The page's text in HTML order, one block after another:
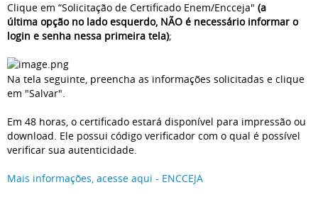
Clique em “Solicitação de Certificado Enem/Encceja" (a
última opção no lado esquerdo, NÃO é necessário informar o
login e senha nessa primeira tela);
Na tela seguinte, preencha as informações solicitadas e clique
em "Salvar".
Em 48 horas, o certificado estará disponível para impressão ou
download. Ele possui código verificador com o qual é possível
verificar sua autenticidade.
Mais informações, acesse aqui - ENCCEJA